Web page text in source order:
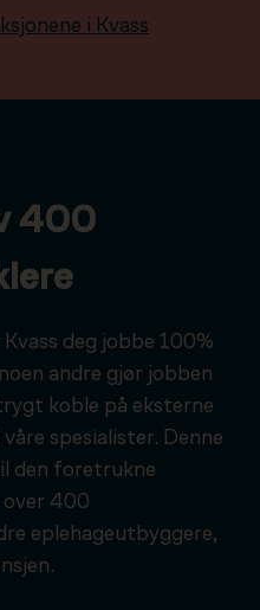
i Kvass
400
deg jobbe 100%
andre gjør jobben
koble på eksterne
spesialister. Denne
den foretrukne
400
eplehageutbyggere,